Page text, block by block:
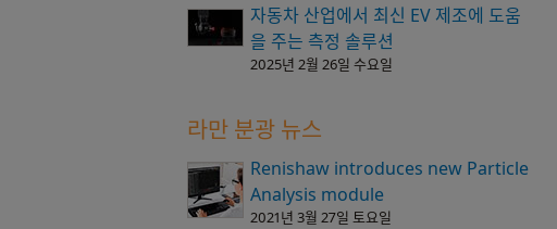
자동차 산업에서 최신 EV 제조에 도움
을 주는 측정 솔루션
2025년 2월 26일 수요일
라만 분광 뉴스
Renishaw introduces new Particle
Analysis module
2021년 3월 27일 토요일